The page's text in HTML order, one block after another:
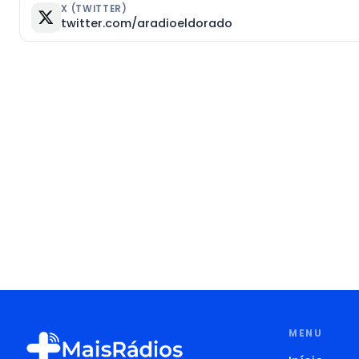
X (TWITTER)
twitter.com/aradioeldorado
MENU